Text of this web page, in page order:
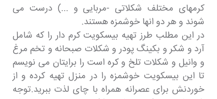
کرمهای مختلف شکلاتی -مربایی و ...) درست می
شوند و هر دو انها خوشمزه هستند.
در این مطلب طرز تهیه بیسکویت کرم دار را که شامل
آرد و شکر و بکینگ پودر و شکلات صبحانه و تخم مرغ
و وانیل و شکلات تلخ و کره است را برایتان می نویسم
تا این بیسکویت خوشمزه را در منزل تهیه کرده و از
خوردنش برای عصرانه همراه با چای لذت ببرید.توجه